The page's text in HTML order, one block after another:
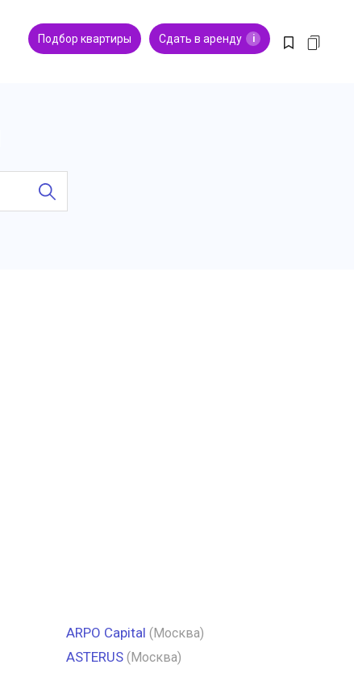
Подбор квартиры Сдать в аренду i
ARPO Capital (Москва)
ASTERUS (Москва)